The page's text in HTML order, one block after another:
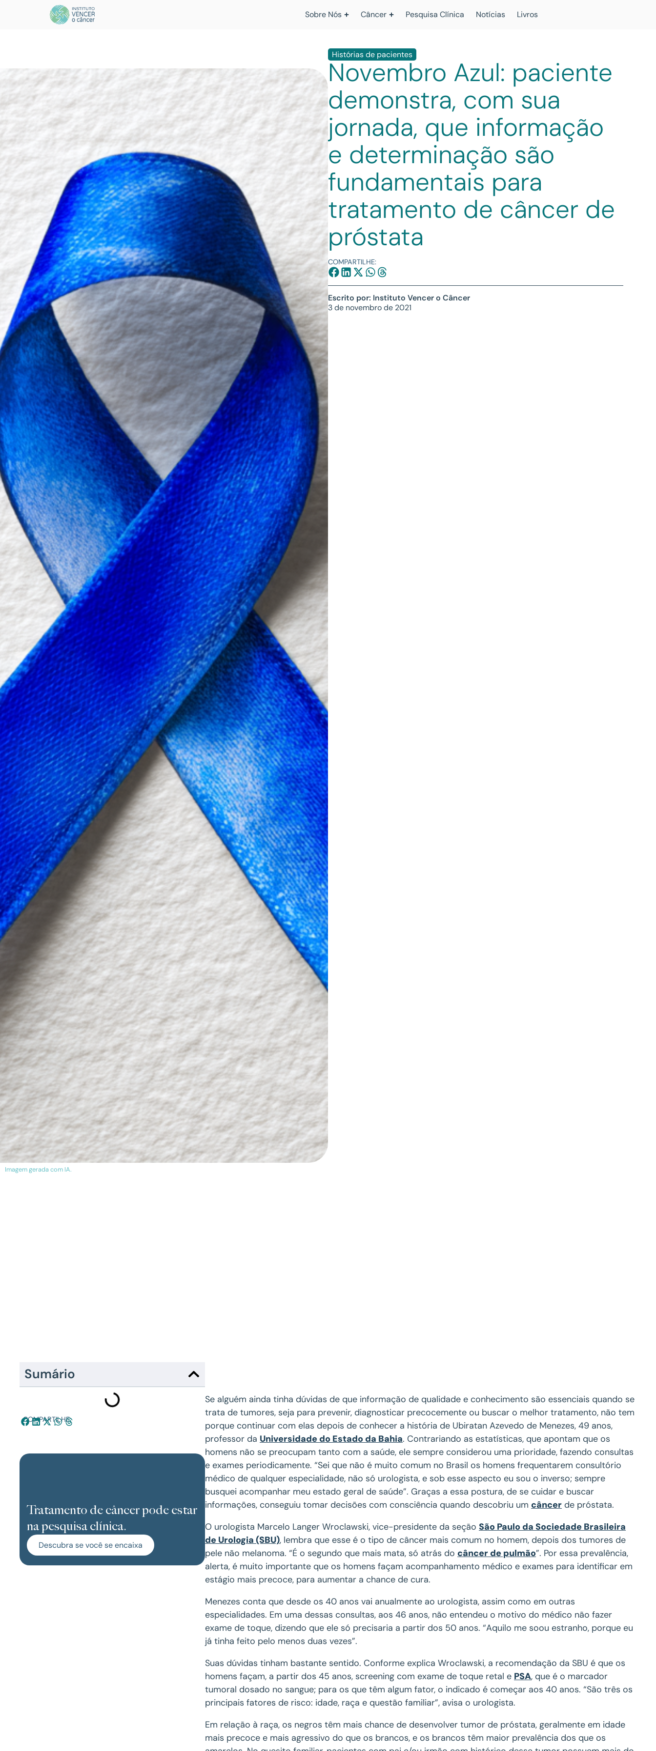
Sobre Nós Câncer Pesquisa Clínica Notícias Livros
Imagem gerada com IA.
Histórias de pacientes
Novembro Azul: paciente
demonstra, com sua
jornada, que informação
e determinação são
fundamentais para
tratamento de câncer de
próstata
COMPARTILHE:
Escrito por: Instituto Vencer o Câncer
3 de novembro de 2021
Sumário
COMPARTILHE:
Tratamento de câncer pode estar
na pesquisa clínica.
Descubra se você se encaixa
Se alguém ainda tinha dúvidas de que informação de qualidade e conhecimento são essenciais quando se
trata de tumores, seja para prevenir, diagnosticar precocemente ou buscar o melhor tratamento, não tem
porque continuar com elas depois de conhecer a história de Ubiratan Azevedo de Menezes, 49 anos,
professor da Universidade do Estado da Bahia. Contrariando as estatísticas, que apontam que os
homens não se preocupam tanto com a saúde, ele sempre considerou uma prioridade, fazendo consultas
e exames periodicamente. “Sei que não é muito comum no Brasil os homens frequentarem consultório
médico de qualquer especialidade, não só urologista, e sob esse aspecto eu sou o inverso; sempre
busquei acompanhar meu estado geral de saúde”. Graças a essa postura, de se cuidar e buscar
informações, conseguiu tomar decisões com consciência quando descobriu um câncer de próstata.
O urologista Marcelo Langer Wroclawski, vice-presidente da seçãoSão Paulo da Sociedade Brasileira
de Urologia (SBU), lembra que esse é o tipo de câncer mais comum no homem, depois dos tumores de
pele não melanoma. “É o segundo que mais mata, só atrás do câncer de pulmão”. Por essa prevalência,
alerta, é muito importante que os homens façam acompanhamento médico e exames para identificar em
estágio mais precoce, para aumentar a chance de cura.
Menezes conta que desde os 40 anos vai anualmente ao urologista, assim como em outras
especialidades. Em uma dessas consultas, aos 46 anos, não entendeu o motivo do médico não fazer
exame de toque, dizendo que ele só precisaria a partir dos 50 anos. “Aquilo me soou estranho, porque eu
já tinha feito pelo menos duas vezes”.
Suas dúvidas tinham bastante sentido. Conforme explica Wroclawski, a recomendação da SBU é que os
homens façam, a partir dos 45 anos, screening com exame de toque retal e PSA, que é o marcador
tumoral dosado no sangue; para os que têm algum fator, o indicado é começar aos 40 anos. “São três os
principais fatores de risco: idade, raça e questão familiar”, avisa o urologista.
Em relação à raça, os negros têm mais chance de desenvolver tumor de próstata, geralmente em idade
mais precoce e mais agressivo do que os brancos, e os brancos têm maior prevalência dos que os